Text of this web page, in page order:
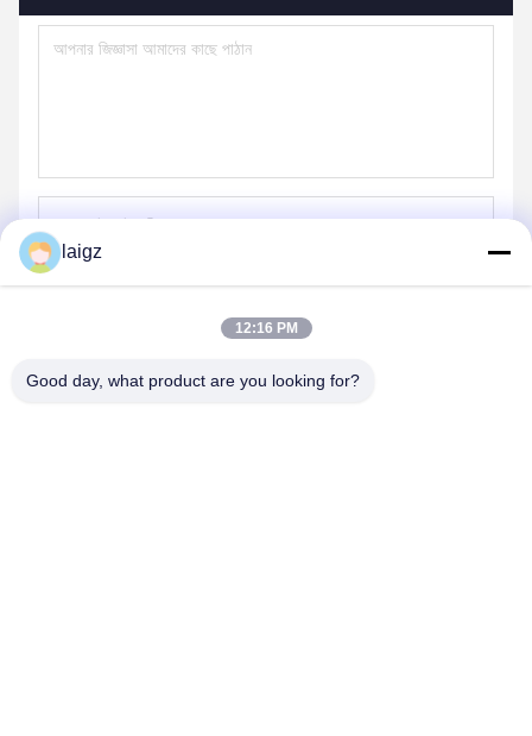
পাঠান
laigz
12:16 PM
Good day, what product are you looking for?